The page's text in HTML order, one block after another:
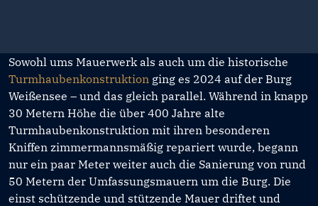
Sowohl ums Mauerwerk als auch um die historische
Turmhaubenkonstruktion ging es 2024 auf der Burg
Weißensee – und das gleich parallel. Während in knapp
30 Metern Höhe die über 400 Jahre alte
Turmhaubenkonstruktion mit ihren besonderen
Kniffen zimmermannsmäßig repariert wurde, begann
nur ein paar Meter weiter auch die Sanierung von rund
50 Metern der Umfassungsmauern um die Burg. Die
einst schützende und stützende Mauer driftet und